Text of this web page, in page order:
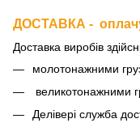
ДОСТАВКА -
Доставка виробів
молотонажними
великотонажними
Делівері служба